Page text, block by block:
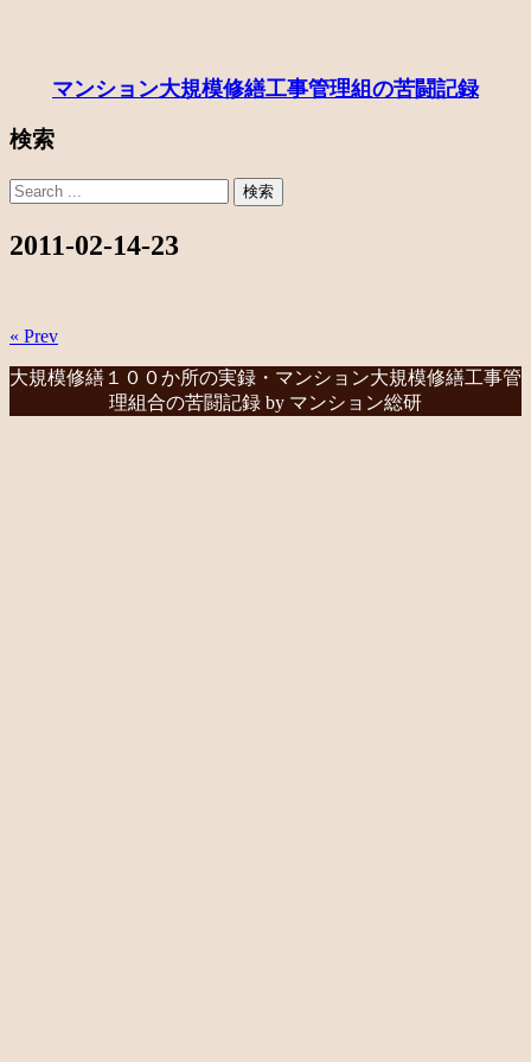
マンション大規模修繕工事管理組の苦闘記録
検索
2011-02-14-23
« Prev
大規模修繕１００か所の実録・マンション大規模修繕工事管
理組合の苦闘記録 by マンション総研